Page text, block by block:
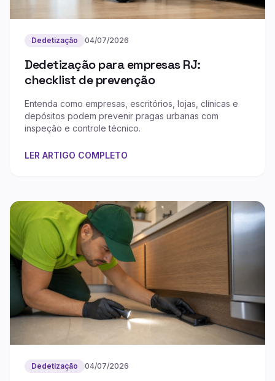
Dedetização 04/07/2026
Dedetização para empresas RJ:
checklist de prevenção
Entenda como empresas, escritórios, lojas, clínicas e
depósitos podem prevenir pragas urbanas com
inspeção e controle técnico.
LER ARTIGO COMPLETO
Dedetização 04/07/2026